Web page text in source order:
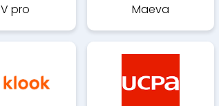
pro Maeva